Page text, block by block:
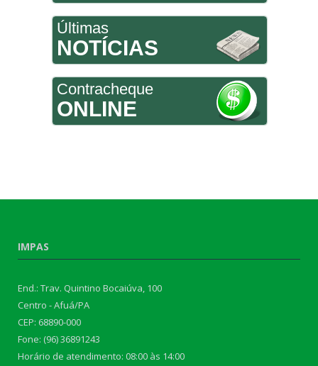
Últimas
NOTÍCIAS
Contracheque
ONLINE
IMPAS
End.: Trav. Quintino Bocaiúva, 100
Centro - Afuá/PA
CEP: 68890-000
Fone: (96) 36891243
Horário de atendimento: 08:00 às 14:00